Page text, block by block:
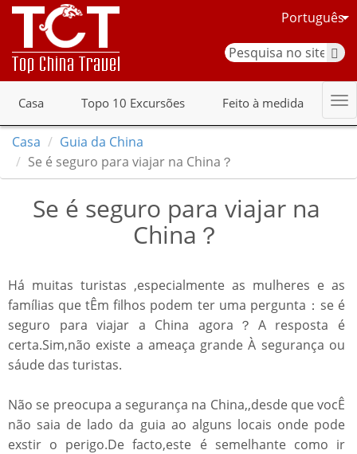
Português
Casa Topo 10 Excursões Feito à medida
Casa
Guia da China
Se é seguro para viajar na China？
Se é seguro para viajar na
China？
Há muitas turistas ,especialmente as mulheres e as
famílias que tÊm filhos podem ter uma pergunta：se é
seguro para viajar a China agora？A resposta é
certa.Sim,não existe a ameaça grande À segurança ou
sáude das turistas.
Não se preocupa a segurança na China,,desde que vocÊ
não saia de lado da guia ao alguns locais onde pode
exstir o perigo.De facto,este é semelhante como ir